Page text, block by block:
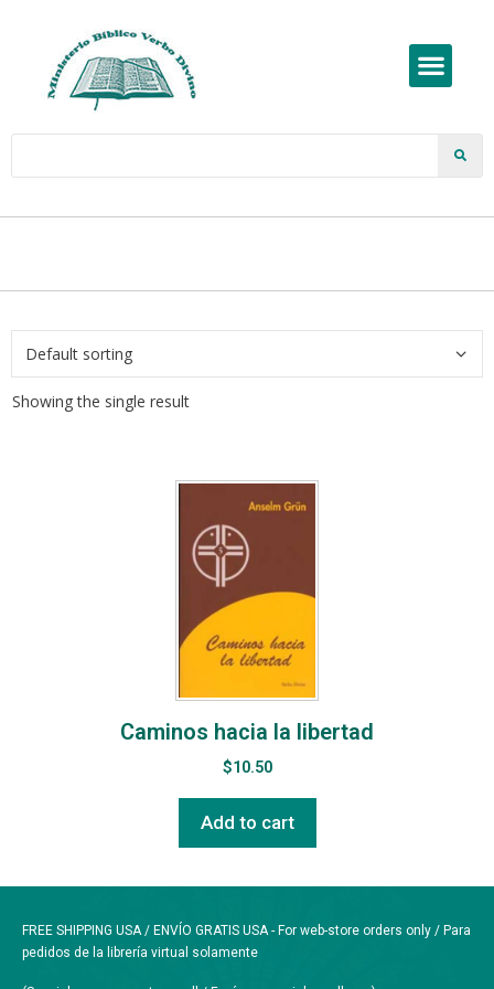
Showing the single result
Caminos hacia la libertad
$10.50
Add to cart
FREE SHIPPING USA / ENVÍO GRATIS USA - For web-store orders only / Para
pedidos de la librería virtual solamente